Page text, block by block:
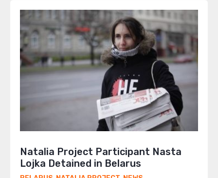
Natalia Project Participant Nasta
Lojka Detained in Belarus